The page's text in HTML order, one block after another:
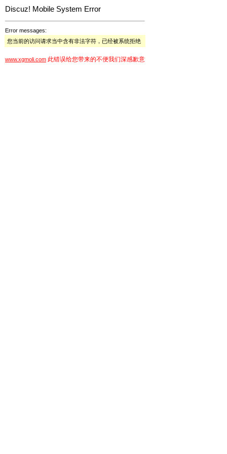
Discuz! Mobile System Error
Error messages:
您当前的访问请求当中含有非法字符，已经被系统拒绝
www.xgmoli.com 此错误给您带来的不便我们深感歉意